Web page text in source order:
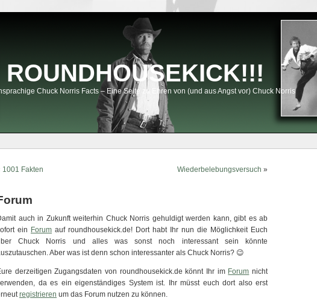
ROUNDHOUSEKICK!!!
Chuck Norris Facts – Eine Seite zu Ehren von (und aus Angst vor) Chuck Norris
1001 Fakten Wiederbelebungsversuch »
auch in Zukunft weiterhin Chuck Norris gehuldigt werden kann, gibt es ab
ein Forum auf roundhousekick.de! Dort habt Ihr nun die Möglichkeit Euch
Chuck Norris und alles was sonst noch interessant sein könnte
Aber was ist denn schon interessanter als Chuck Norris? 😉
derzeitigen Zugangsdaten von roundhousekick.de könnt Ihr im Forum nicht
da es ein eigenständiges System ist. Ihr müsst euch dort also erst
registrieren um das Forum nutzen zu können.